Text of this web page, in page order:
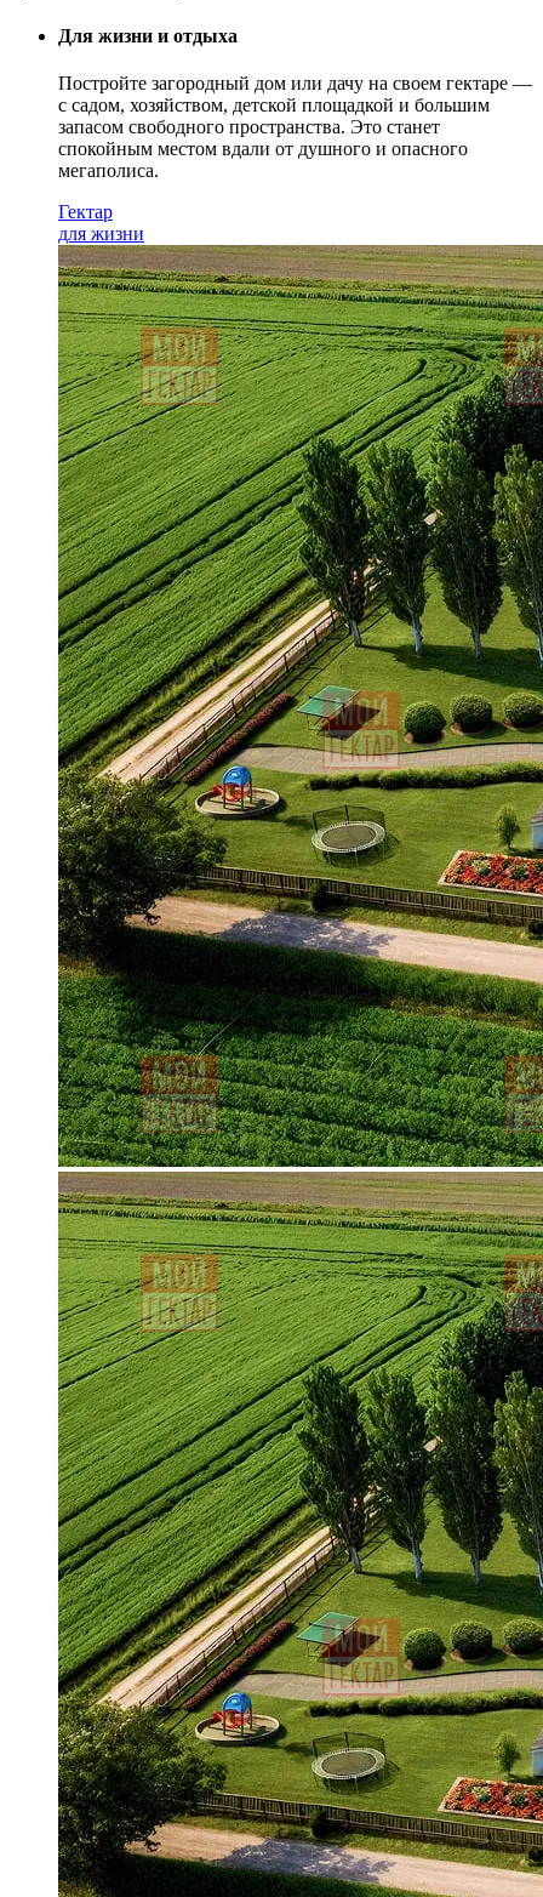
Для жизни и отдыха
Постройте загородный дом или дачу на своем гектаре —
с садом, хозяйством, детской площадкой и большим
запасом свободного пространства. Это станет
спокойным местом вдали от душного и опасного
мегаполиса.
Гектар
для жизни